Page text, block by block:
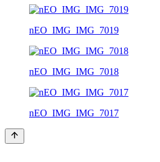
nEO_IMG_IMG_7019
nEO_IMG_IMG_7018
nEO_IMG_IMG_7017